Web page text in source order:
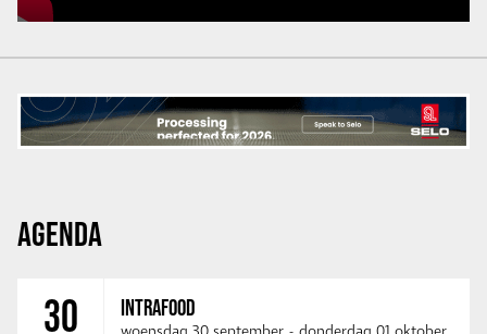
AGENDA
30 INTRAFOOD